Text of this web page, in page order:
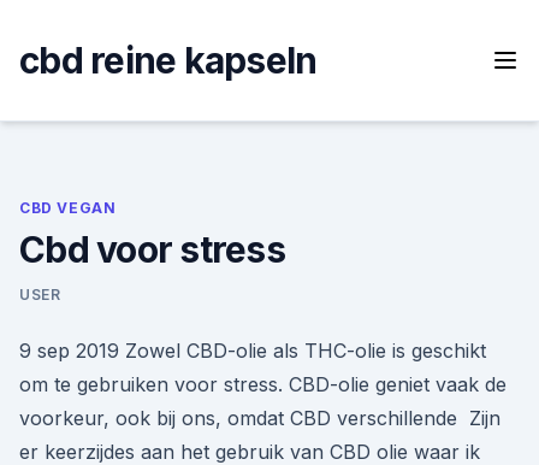
content
cbd reine kapseln
CBD VEGAN
Cbd voor stress
USER
9 sep 2019 Zowel CBD-olie als THC-olie is geschikt
om te gebruiken voor stress. CBD-olie geniet vaak de
voorkeur, ook bij ons, omdat CBD verschillende Zijn
er keerzijdes aan het gebruik van CBD olie waar ik